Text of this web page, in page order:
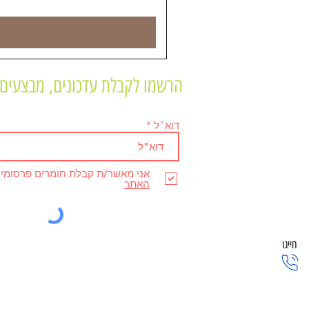
חייגו
הרשמו לקבלת עדכונים,
דוא"ל
אני מאשר/ת קבלת חומרים
האתר